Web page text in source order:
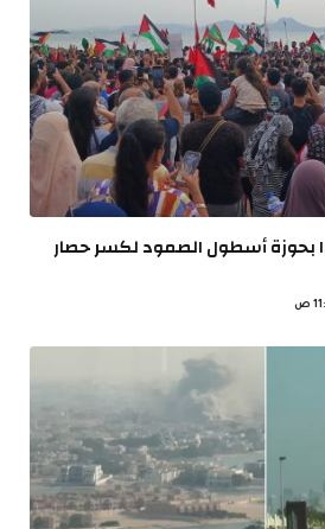
بحوزة أسطول الصمود لكسر حصار